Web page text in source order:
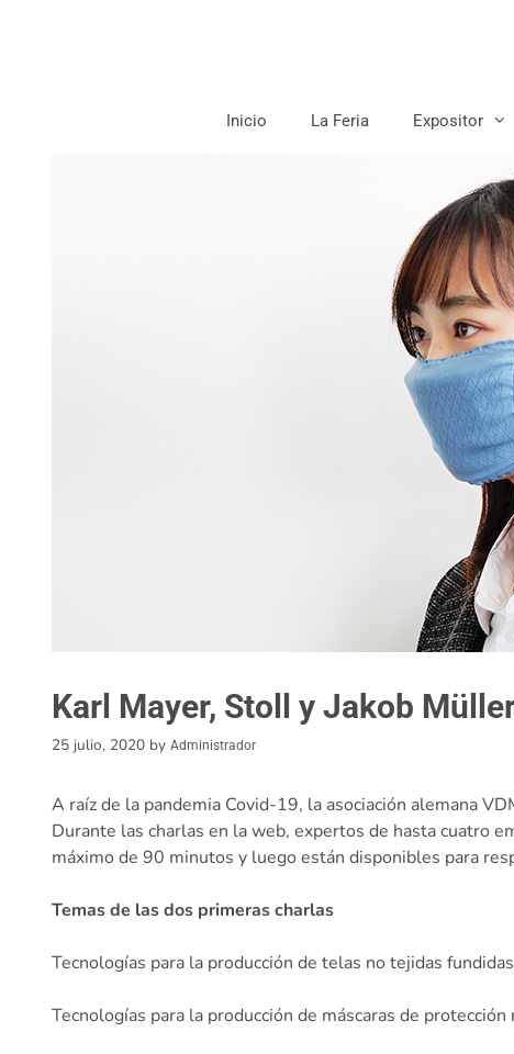
Inicio La Feria Expositor
Karl Mayer, Stoll y Jakob
25 julio, 2020 by Administrador
A raíz de la pandemia Covid-19, la asociación alemana
Durante las charlas en la web, expertos de hasta cuatro
máximo de 90 minutos y luego están disponibles para
Temas de las dos primeras charlas
Tecnologías para la producción de telas no tejidas
Tecnologías para la producción de máscaras de